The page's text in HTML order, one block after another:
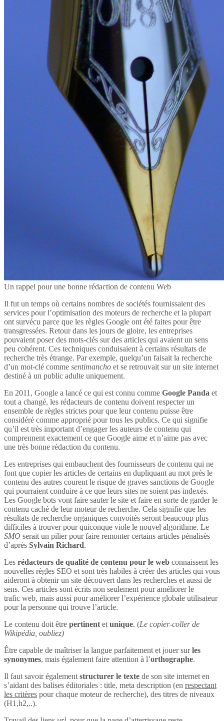
Un rappel pour une bonne rédaction de contenu Web
Il fut un temps où certains nombres de sociétés fournissaient des
services pour l’optimisation des moteurs de recherche et la plupart
ont survécu parce que les règles Google ont été faites pour être
transgressées. Retour dans les jours de gloire, les entreprises
pouvaient poser des mots-clés sur des articles qui avaient un sens
peu cohérent. Ces techniques conduisaient à certains résultats de
recherche très étrange. Par exemple, quelqu’un faisait la recherche
d’un mot-clé comme sentimancho et se retrouvait sur un site internet
destiné à un public adulte uniquement.
En 2011, Google a lancé ce qui est connu comme Google Panda et
tout a changé, les rédacteurs de contenu doivent respecter un
ensemble de règles strictes pour que leur contenu puisse être
considéré comme approprié pour tous les publics. Ce qui signifie
qu’il est très important d’engager les auteurs de contenu qui
comprennent exactement ce que Google aime et n’aime pas avec
une très bonne rédaction du contenu.
Les entreprises qui embauchent des fournisseurs de contenu qui ne
font que copier les articles de certains en dupliquant au mot près le
contenu des autres courent le risque de graves sanctions de Google
qui pourraient conduire à ce que leurs sites ne soient pas indexés.
Les Google bots vont faire sauter le site et faire en sorte de garder le
contenu caché de leur moteur de recherche. Cela signifie que les
résultats de recherche organiques convoités seront beaucoup plus
difficiles à trouver pour quiconque viole le nouvel algorithme. Le
SMO serait un pilier pour faire remonter certains articles pénalisés
d’après Sylvain Richard.
Les rédacteurs de qualité de contenu pour le web connaissent les
nouvelles règles SEO et sont très habiles à créer des articles qui vous
aideront à obtenir un site découvert dans les recherches et aussi de
sens. Ces articles sont écrits non seulement pour améliorer le
trafic web, mais aussi pour améliorer l’expérience globale utilisateur
pour la personne qui trouve l’article.
Le contenu doit être pertinent et unique. (Le copier-coller de
Wikipédia, oubliez)
Être capable de maîtriser la langue parfaitement et jouer surles
synonymes, mais également faire attention à l’orthographe.
Il faut savoir également structurer le texte de son site internet en
s’aidant des balises éditoriales : title, meta description (en respectant
les critères pour chaque moteur de recherche), des titres de niveaux
(H1,h2,..).